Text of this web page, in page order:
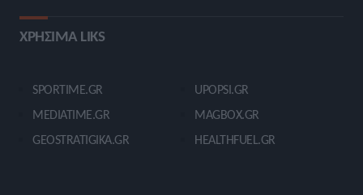
ΧΡΗΣΙΜΑ LIKS
SPORTIME.GR
MEDIATIME.GR
GEOSTRATIGIKA.GR
UPOPSI.GR
MAGBOX.GR
HEALTHFUEL.GR